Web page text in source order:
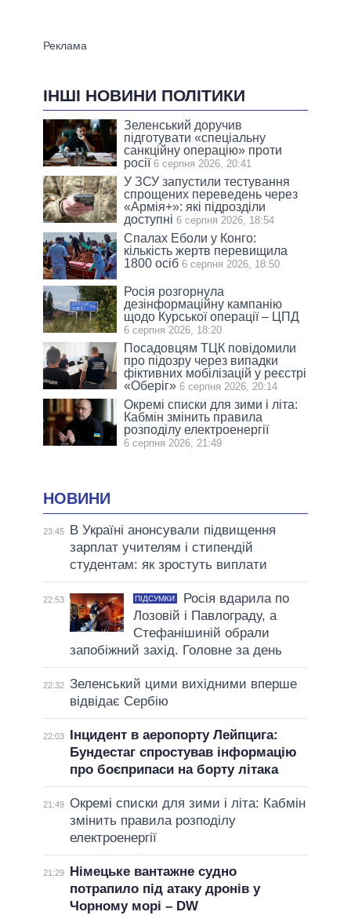
ІНШІ НОВИНИ ПОЛІТИКИ
Зеленський доручив
підготувати «спеціальну
санкційну операцію» проти
росії 6 серпня 2026, 20:41
У ЗСУ запустили тестування
спрощених переведень через
«Армія+»: які підрозділи
доступні 6 серпня 2026, 18:54
Спалах Еболи у Конго:
кількість жертв перевищила
1800 осіб 6 серпня 2026, 18:50
Росія розгорнула
дезінформаційну кампанію
щодо Курської операції – ЦПД
6 серпня 2026, 18:20
Посадовцям ТЦК повідомили
про підозру через випадки
фіктивних мобілізацій у реєстрі
«Оберіг» 6 серпня 2026, 20:14
Окремі списки для зими і літа:
Кабмін змінить правила
розподілу електроенергії
6 серпня 2026, 21:49
НОВИНИ
23:45
В Україні анонсували підвищення
зарплат учителям і стипендій
студентам: як зростуть виплати
22:53 ПІДСУМКИ
Росія вдарила по
Лозовій і Павлограду, а
Стефанішиній обрали
запобіжний захід. Головне за день
22:32 Зеленський цими вихідними вперше
відвідає Сербію
22:03
Інцидент в аеропорту Лейпцига:
Бундестаг спростував інформацію
про боєприпаси на борту літака
21:49 Окремі списки для зими і літа: Кабмін
змінить правила розподілу
електроенергії
21:29
Німецьке вантажне судно
потрапило під атаку дронів у
Чорному морі – DW